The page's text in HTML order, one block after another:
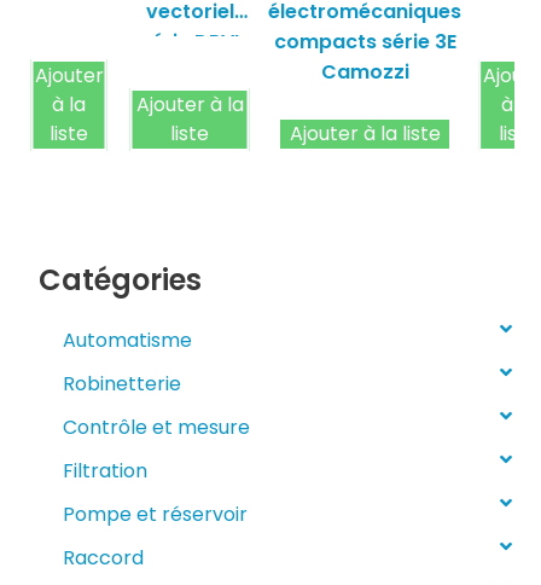
Ajouter
à la
liste
vectoriel
série DRVI
Ajouter à la
liste
électromécaniques
compacts série 3E
Camozzi
Ajouter à la liste
à la
liste
Catégories
Automatisme
Robinetterie
Contrôle et mesure
Filtration
Pompe et réservoir
Raccord